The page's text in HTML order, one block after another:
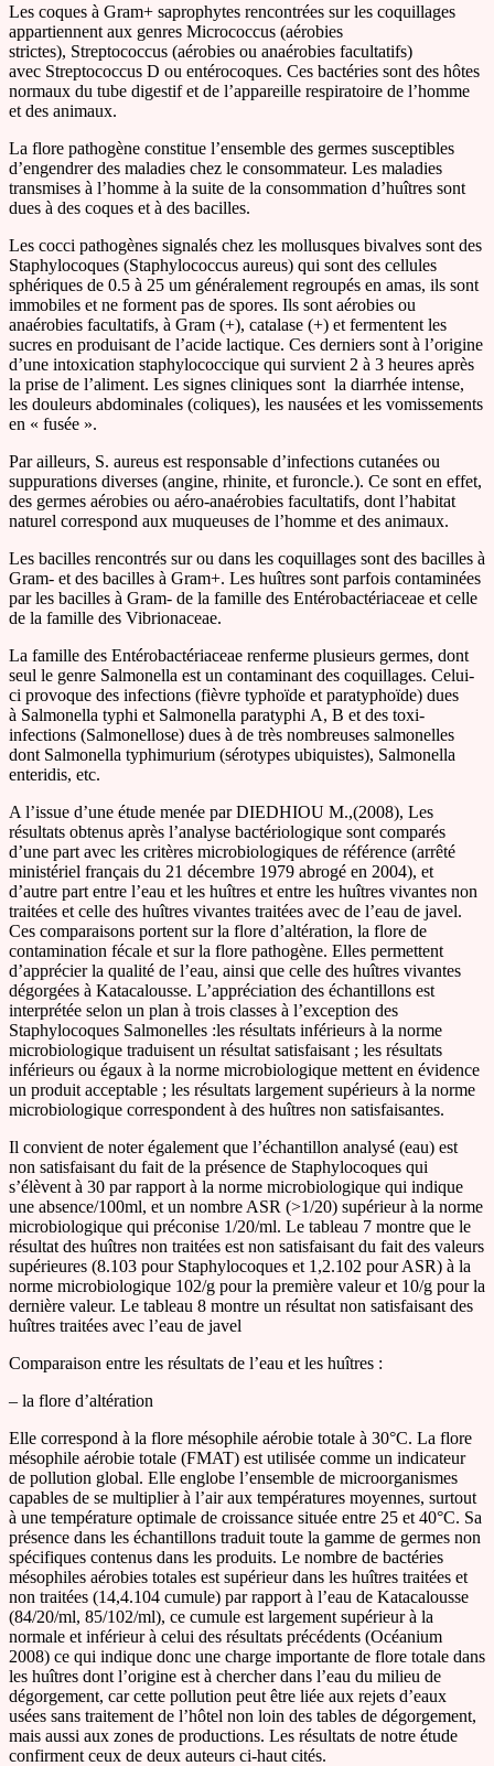
Les coques à Gram+ saprophytes rencontrées sur les coquillages
appartiennent aux genres Micrococcus (aérobies
strictes), Streptococcus (aérobies ou anaérobies facultatifs)
avec Streptococcus D ou entérocoques. Ces bactéries sont des hôtes
normaux du tube digestif et de l’appareille respiratoire de l’homme
et des animaux.
La flore pathogène constitue l’ensemble des germes susceptibles
d’engendrer des maladies chez le consommateur. Les maladies
transmises à l’homme à la suite de la consommation d’huîtres sont
dues à des coques et à des bacilles.
Les cocci pathogènes signalés chez les mollusques bivalves sont des
Staphylocoques (Staphylococcus aureus) qui sont des cellules
sphériques de 0.5 à 25 um généralement regroupés en amas, ils sont
immobiles et ne forment pas de spores. Ils sont aérobies ou
anaérobies facultatifs, à Gram (+), catalase (+) et fermentent les
sucres en produisant de l’acide lactique. Ces derniers sont à l’origine
d’une intoxication staphylococcique qui survient 2 à 3 heures après
la prise de l’aliment. Les signes cliniques sont la diarrhée intense,
les douleurs abdominales (coliques), les nausées et les vomissements
en « fusée ».
Par ailleurs, S. aureus est responsable d’infections cutanées ou
suppurations diverses (angine, rhinite, et furoncle.). Ce sont en effet,
des germes aérobies ou aéro-anaérobies facultatifs, dont l’habitat
naturel correspond aux muqueuses de l’homme et des animaux.
Les bacilles rencontrés sur ou dans les coquillages sont des bacilles à
Gram- et des bacilles à Gram+. Les huîtres sont parfois contaminées
par les bacilles à Gram- de la famille des Entérobactériaceae et celle
de la famille des Vibrionaceae.
La famille des Entérobactériaceae renferme plusieurs germes, dont
seul le genre Salmonella est un contaminant des coquillages. Celui-
ci provoque des infections (fièvre typhoïde et paratyphoïde) dues
à Salmonella typhi et Salmonella paratyphi A, B et des toxi-
infections (Salmonellose) dues à de très nombreuses salmonelles
dont Salmonella typhimurium (sérotypes ubiquistes), Salmonella
enteridis, etc.
A l’issue d’une étude menée par DIEDHIOU M.,(2008), Les
résultats obtenus après l’analyse bactériologique sont comparés
d’une part avec les critères microbiologiques de référence (arrêté
ministériel français du 21 décembre 1979 abrogé en 2004), et
d’autre part entre l’eau et les huîtres et entre les huîtres vivantes non
traitées et celle des huîtres vivantes traitées avec de l’eau de javel.
Ces comparaisons portent sur la flore d’altération, la flore de
contamination fécale et sur la flore pathogène. Elles permettent
d’apprécier la qualité de l’eau, ainsi que celle des huîtres vivantes
dégorgées à Katacalousse. L’appréciation des échantillons est
interprétée selon un plan à trois classes à l’exception des
Staphylocoques Salmonelles :les résultats inférieurs à la norme
microbiologique traduisent un résultat satisfaisant ; les résultats
inférieurs ou égaux à la norme microbiologique mettent en évidence
un produit acceptable ; les résultats largement supérieurs à la norme
microbiologique correspondent à des huîtres non satisfaisantes.
Il convient de noter également que l’échantillon analysé (eau) est
non satisfaisant du fait de la présence de Staphylocoques qui
s’élèvent à 30 par rapport à la norme microbiologique qui indique
une absence/100ml, et un nombre ASR (>1/20) supérieur à la norme
microbiologique qui préconise 1/20/ml. Le tableau 7 montre que le
résultat des huîtres non traitées est non satisfaisant du fait des valeurs
supérieures (8.103 pour Staphylocoques et 1,2.102 pour ASR) à la
norme microbiologique 102/g pour la première valeur et 10/g pour la
dernière valeur. Le tableau 8 montre un résultat non satisfaisant des
huîtres traitées avec l’eau de javel
Comparaison entre les résultats de l’eau et les huîtres :
– la flore d’altération
Elle correspond à la flore mésophile aérobie totale à 30°C. La flore
mésophile aérobie totale (FMAT) est utilisée comme un indicateur
de pollution global. Elle englobe l’ensemble de microorganismes
capables de se multiplier à l’air aux températures moyennes, surtout
à une température optimale de croissance située entre 25 et 40°C. Sa
présence dans les échantillons traduit toute la gamme de germes non
spécifiques contenus dans les produits. Le nombre de bactéries
mésophiles aérobies totales est supérieur dans les huîtres traitées et
non traitées (14,4.104 cumule) par rapport à l’eau de Katacalousse
(84/20/ml, 85/102/ml), ce cumule est largement supérieur à la
normale et inférieur à celui des résultats précédents (Océanium
2008) ce qui indique donc une charge importante de flore totale dans
les huîtres dont l’origine est à chercher dans l’eau du milieu de
dégorgement, car cette pollution peut être liée aux rejets d’eaux
usées sans traitement de l’hôtel non loin des tables de dégorgement,
mais aussi aux zones de productions. Les résultats de notre étude
confirment ceux de deux auteurs ci-haut cités.